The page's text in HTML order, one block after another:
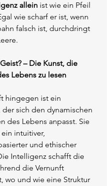
allein ist wie ein Pfeil
wie scharf er ist, wenn
falsch ist, durchdringt
– Die Kunst, die
Lebens zu lesen
hingegen ist ein
der sich den dynamischen
des Lebens anpasst. Sie
intuitiver,
und ethischer
Intelligenz schafft die
die Vernunft
wo und wie eine Struktur